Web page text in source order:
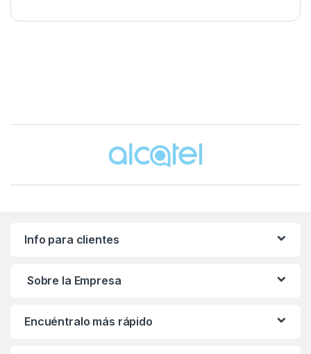
Brands Carousel
Info para clientes
Sobre la Empresa
Encuéntralo más rápido